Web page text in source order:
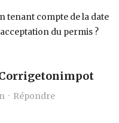
tenant compte de la date
du permis ?
· Répondre